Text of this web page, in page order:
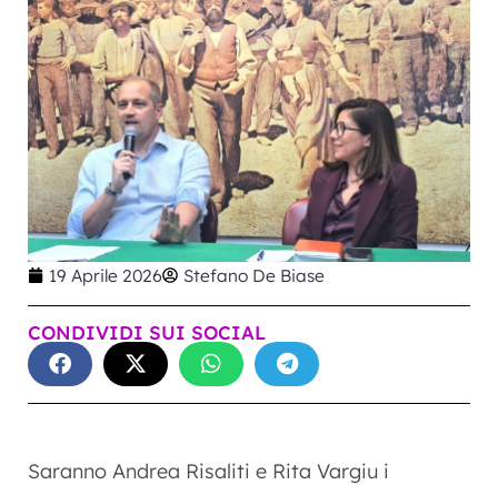
19 Aprile 2026 Stefano De Biase
CONDIVIDI SUI SOCIAL
Saranno Andrea Risaliti e Rita Vargiu i